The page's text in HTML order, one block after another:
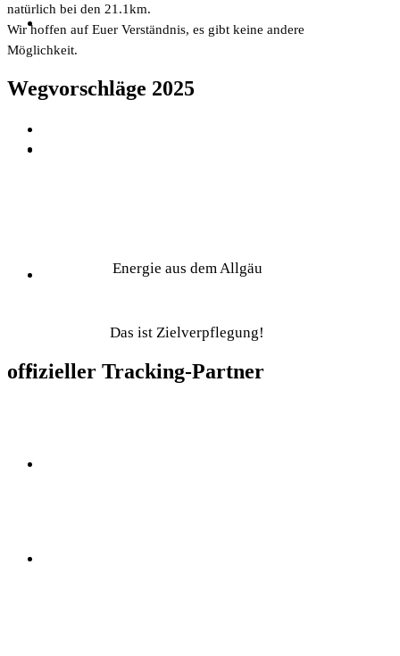
natürlich bei den 21.1km.
Wir hoffen auf Euer Verständnis, es gibt keine andere
Möglichkeit.
Wegvorschläge 2025
Energie aus dem Allgäu
Das ist Zielverpflegung!
offizieller Tracking-Partner